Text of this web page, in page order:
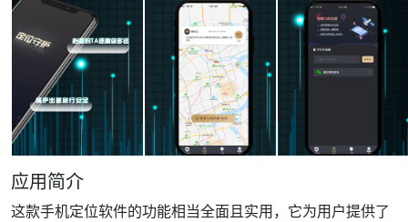
应用简介
这款手机定位软件的功能相当全面且实用，它为用户提供了